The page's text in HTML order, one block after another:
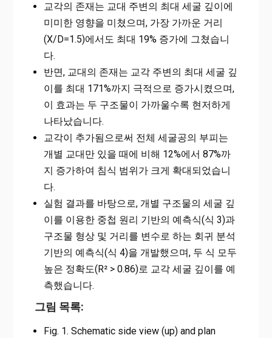
교각의 존재는 교대 주변의 최대 세굴 깊이에
미미한 영향을 미쳤으며, 가장 가까운 거리
(X/D=1.5)에서도 최대 19% 증가에 그쳤습니
다.
반면, 교대의 존재는 교각 주변의 최대 세굴 깊
이를 최대 171%까지 극적으로 증가시켰으며,
이 효과는 두 구조물이 가까울수록 현저하게
나타났습니다.
교각이 추가됨으로써 전체 세굴공의 부피는
개별 교대만 있을 때에 비해 12%에서 87%까
지 증가하여 침식 범위가 크게 확대되었습니
다.
실험 결과를 바탕으로, 개별 구조물의 세굴 깊
이를 이용한 중첩 원리 기반의 예측식(식 3)과
구조물 형상 및 거리를 변수로 하는 회귀 분석
기반의 예측식(식 4)을 개발했으며, 두 식 모두
높은 정확도(R² > 0.86)로 교각 세굴 깊이를 예
측했습니다.
그림 목록:
Fig. 1. Schematic side view (up) and plan